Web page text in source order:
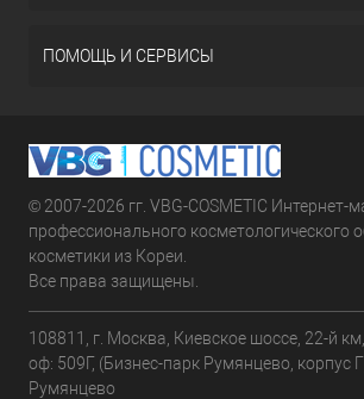
ПОМОЩЬ И СЕРВИСЫ
© 2007-2026 гг. VBG-COSMETIC Интернет-
профессионального косметологического
косметики из Кореи.
Все права защищены.
108811, г. Москва, Киевское шоссе, 22-й
оф: 509Г, (Бизнес-парк Румянцево, корпус
Румянцево